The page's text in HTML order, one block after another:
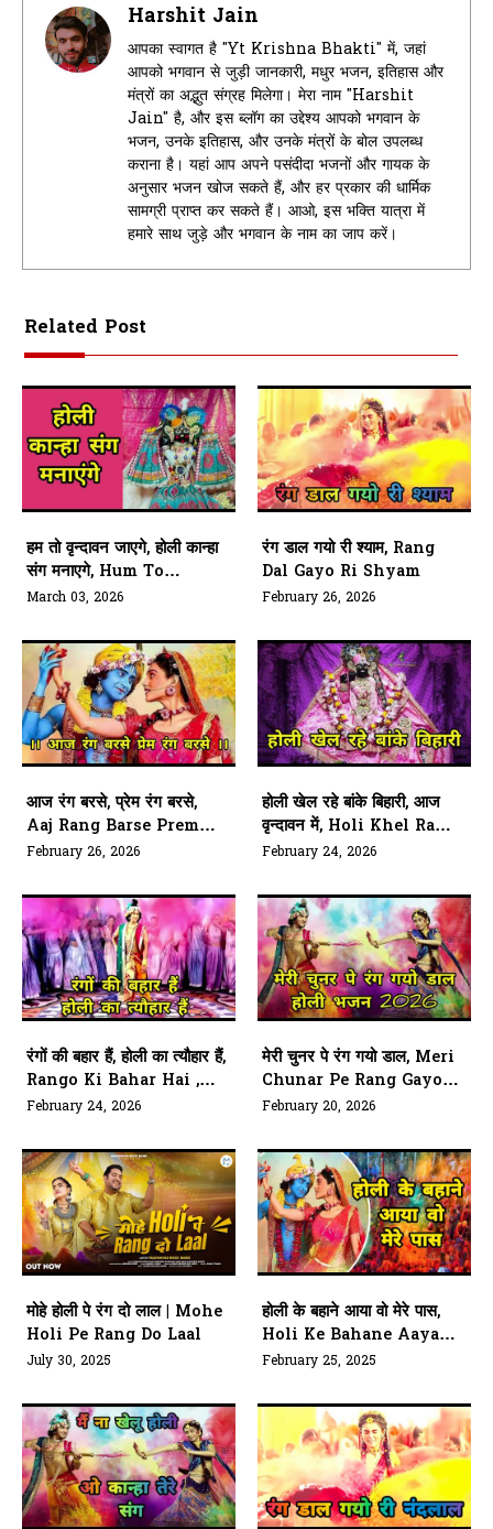
Harshit Jain
आपका स्वागत है "Yt Krishna Bhakti" में, जहां
आपको भगवान से जुड़ी जानकारी, मधुर भजन, इतिहास और
मंत्रों का अद्भुत संग्रह मिलेगा। मेरा नाम "Harshit
Jain" है, और इस ब्लॉग का उद्देश्य आपको भगवान के
भजन, उनके इतिहास, और उनके मंत्रों के बोल उपलब्ध
कराना है। यहां आप अपने पसंदीदा भजनों और गायक के
अनुसार भजन खोज सकते हैं, और हर प्रकार की धार्मिक
सामग्री प्राप्त कर सकते हैं। आओ, इस भक्ति यात्रा में
हमारे साथ जुड़े और भगवान के नाम का जाप करें।
Related Post
हम तो वृन्दावन जाएगे, होली कान्हा
संग मनाएगे, Hum To
Vrindavan Jayege, Holi
March 03, 2026
रंग डाल गयो री श्याम, Rang
Dal Gayo Ri Shyam
February 26, 2026
आज रंग बरसे, प्रेम रंग बरसे,
Aaj Rang Barse Prem
Rang Barse
February 26, 2026
होली खेल रहे बांके बिहारी, आज
वृन्दावन में, Holi Khel Rahe
Banke Bihari, Aaj
February 24, 2026
रंगों की बहार हैं, होली का त्यौहार हैं,
Rango Ki Bahar Hai ,
Holi Ka Tyohar Hai
February 24, 2026
मेरी चुनर पे रंग गयो डाल, Meri
Chunar Pe Rang Gayo
Dal
February 20, 2026
मोहे होली पे रंग दो लाल | Mohe
Holi Pe Rang Do Laal
July 30, 2025
होली के बहाने आया वो मेरे पास,
Holi Ke Bahane Aaya
Wo Mere Pass
February 25, 2025